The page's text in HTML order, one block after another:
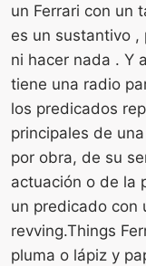
un Ferrari con un
es un sustantivo ,
ni hacer nada . Y
tiene una radio
los predicados
principales de
por obra, de su
actuación o de la
un predicado con
revving.Things
pluma o lápiz y